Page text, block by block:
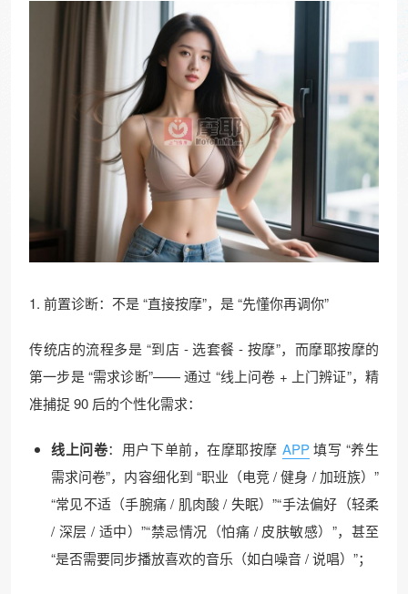
1. 前置诊断：不是 “直接按摩”，是 “先懂你再调你”​
传统店的流程多是 “到店 - 选套餐 - 按摩”，而摩耶按摩的
第一步是 “需求诊断”—— 通过 “线上问卷 + 上门辨证”，精
准捕捉 90 后的个性化需求：​
线上问卷：用户下单前，在摩耶按摩 APP填写 “养生
需求问卷”，内容细化到 “职业（电竞 / 健身 / 加班族）”
“常见不适（手腕痛 / 肌肉酸 / 失眠）”“手法偏好（轻柔
/ 深层 / 适中）”“禁忌情况（怕痛 / 皮肤敏感）”，甚至
“是否需要同步播放喜欢的音乐（如白噪音 / 说唱）”；​